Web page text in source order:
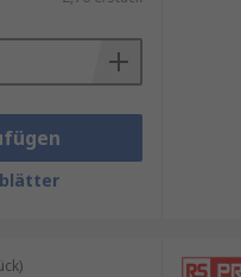
von Ausführungen